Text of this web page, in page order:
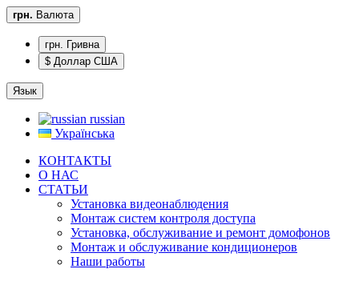
грн. Валюта
грн. Гривна
$ Доллар США
Язык
russian
Українська
КОНТАКТЫ
О НАС
CТАТЬИ
Установка видеонаблюдения
Монтаж систем контроля доступа
Установка, обслуживание и ремонт домофонов
Монтаж и обслуживание кондиционеров
Наши работы